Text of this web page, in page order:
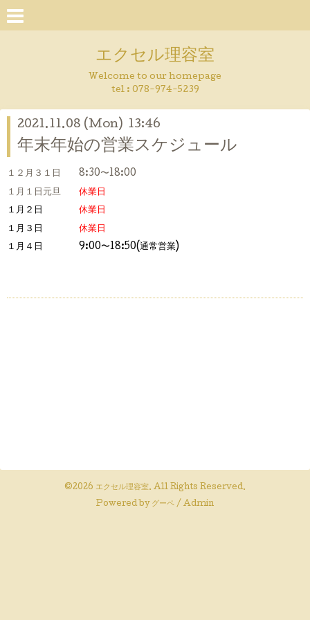
エクセル理容室
Welcome to our homepage
tel : 078-974-5239
2021.11.08 (Mon) 13:46
年末年始の営業スケジュール
１２月３１日 8:30〜18:00
１月１日元旦 休業日
１月２日 休業日
１月３日 休業日
１月４日 9:00〜18:50(通常営業)
©2026 エクセル理容室. All Rights Reserved.
Powered by グーペ / Admin